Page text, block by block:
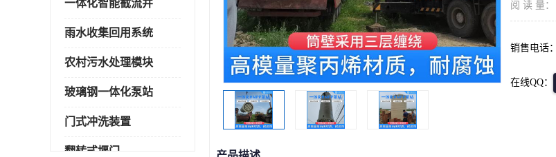
一体化智能截流井
雨水收集回用系统
农村污水处理模块
玻璃钢一体化泵站
门式冲洗装置
翻转式堰门
阅 读 量：
销售电话：
在线QQ：